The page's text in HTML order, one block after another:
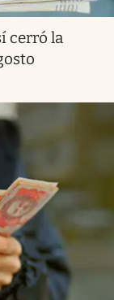
cerró la